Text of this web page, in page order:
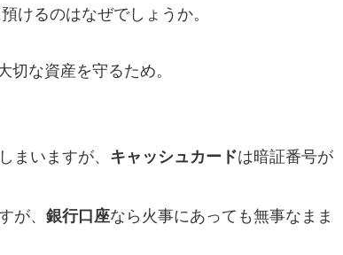
けるのはなぜでしょうか。
切な資産を守るため。
まいますが、 キャッシュカードは暗証番号が
が、 銀行口座なら火事にあっても無事なまま